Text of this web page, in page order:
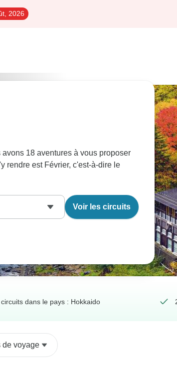
2026
18 aventures à vous proposer
rendre est Février, c'est-à-dire le
Voir les circuits
dans le pays : Hokkaido
de voyage